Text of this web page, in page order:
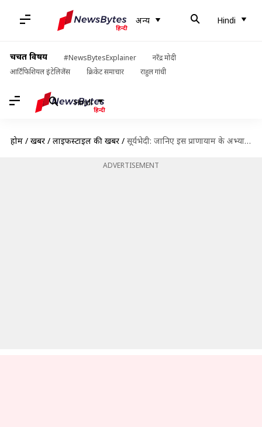
अन्य Hindi
चर्चित विषय #NewsBytesExplainer
नरेंद्र मोदी
आर्टिफिशियल इंटेलिजेंस
क्रिकेट समाचार राहुल गांधी
Hindi
होम / खबरें / लाइफस्टाइल की खबरें / सूर्यभेदी: जानिए इस प्राणायाम के अभ्यास का तरीका, इसके लाभ और अन्य महत्वपूर्ण बातें
ADVERTISEMENT